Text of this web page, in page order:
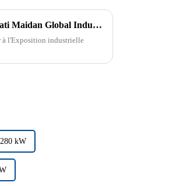
En 2015, Ziqi a été invité à participer à la Pragati Maidan Global Industry Expo à New Delhi
à l'Exposition industrielle
kW